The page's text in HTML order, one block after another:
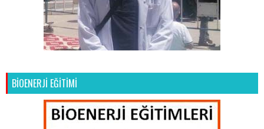
BİOENERJİ EĞİTİMİ